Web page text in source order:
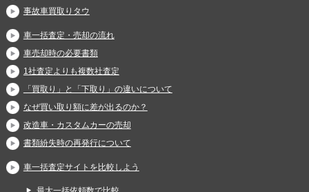
事故車買取りタウ
車一括査定・売却の流れ
車売却時の必要書類
1社査定よりも複数社査定
「買取り」と「下取り」の違いについて
なぜ買い取り額に差が出るのか？
改造車・カスタムカーの売却
書類紛失時の再発行について
車一括査定サイトを比較しよう